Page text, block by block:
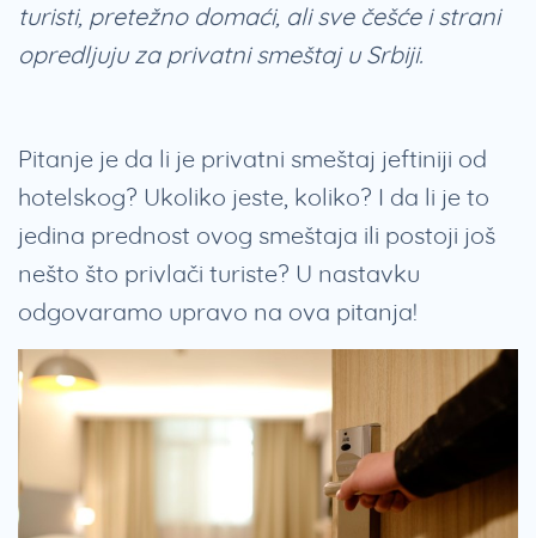
turisti, pretežno domaći, ali sve češće i strani
opredljuju za privatni smeštaj u Srbiji.
Pitanje je da li je privatni smeštaj jeftiniji od
hotelskog? Ukoliko jeste, koliko? I da li je to
jedina prednost ovog smeštaja ili postoji još
nešto što privlači turiste? U nastavku
odgovaramo upravo na ova pitanja!